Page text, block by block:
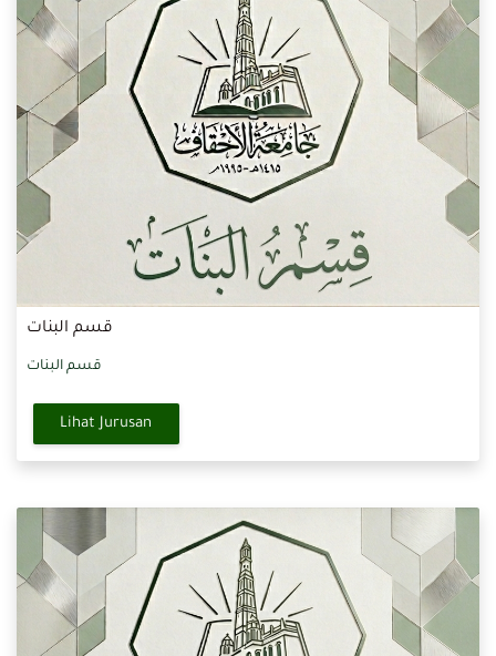
قسم البنات
قسم البنات
Lihat Jurusan